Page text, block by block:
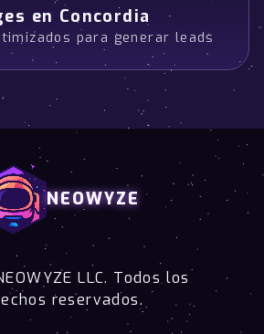
en Concordia
para generar leads
NEOWYZE
LLC. Todos los
reservados.